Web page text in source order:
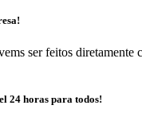
ser feitos diretamente
24 horas para todos!